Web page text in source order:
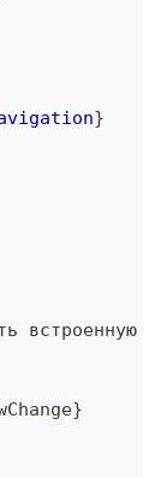
}
встроенную
}